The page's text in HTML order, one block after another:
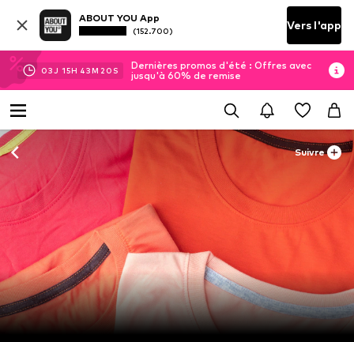
ABOUT YOU App
(152.700) Vers l'app
03J 15H 43M 19 S
Dernières promos d'été : Offres avec
jusqu'à 60% de remise
Suivre